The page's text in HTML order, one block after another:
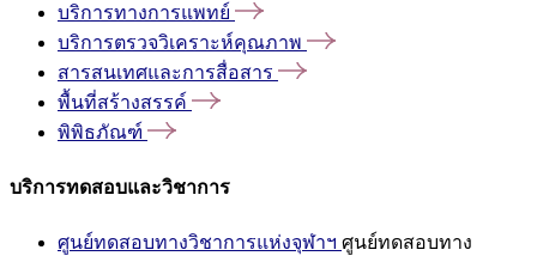
บริการทางการแพทย์
บริการตรวจวิเคราะห์คุณภาพ
สารสนเทศและการสื่อสาร
พื้นที่สร้างสรรค์
พิพิธภัณฑ์
บริการทดสอบและวิชาการ
ศูนย์ทดสอบทางวิชาการแห่งจุฬาฯ ศูนย์ทดสอบทาง